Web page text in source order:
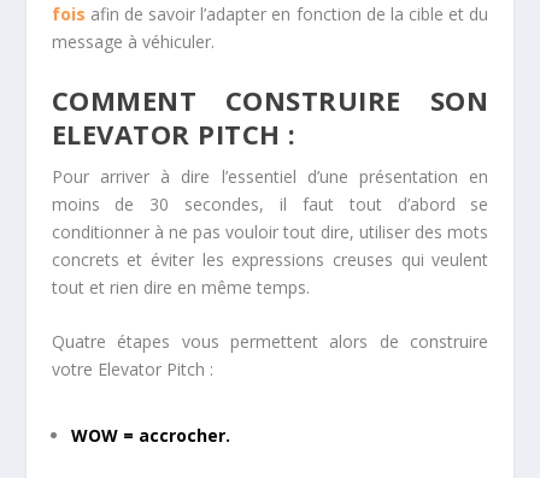
fois afin de savoir l’adapter en fonction de la cible et du
message à véhiculer.
COMMENT CONSTRUIRE SON
ELEVATOR PITCH :
Pour arriver à dire l’essentiel d’une présentation en
moins de 30 secondes, il faut tout d’abord se
conditionner à ne pas vouloir tout dire, utiliser des mots
concrets et éviter les expressions creuses qui veulent
tout et rien dire en même temps.
Quatre étapes vous permettent alors de construire
votre Elevator Pitch :
WOW = accrocher.